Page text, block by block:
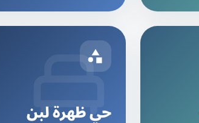
حي ظهرة لبن